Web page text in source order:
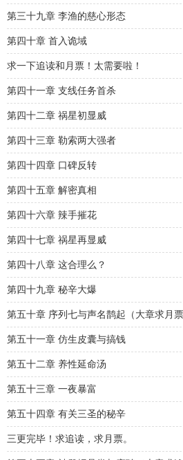
第三十九章 李渔的慈心形态
第四十章 首入诡域
求一下追读和月票！太需要啦！
第四十一章 支线任务首杀
第四十二章 祸星初显威
第四十三章 勒索两大强者
第四十四章 口碑反转
第四十五章 解密真相
第四十六章 辣手摧花
第四十七章 祸星再显威
第四十八章 这合理么？
第四十九章 秘辛大爆
第五十章 序列七与声名鹊起（大章求月票
第五十一章 仿生皮囊与搞钱
第五十二章 养性延命汤
第五十三章 一夜暴富
第五十四章 有关三圣的秘辛
三更完毕！求追读，求月票。